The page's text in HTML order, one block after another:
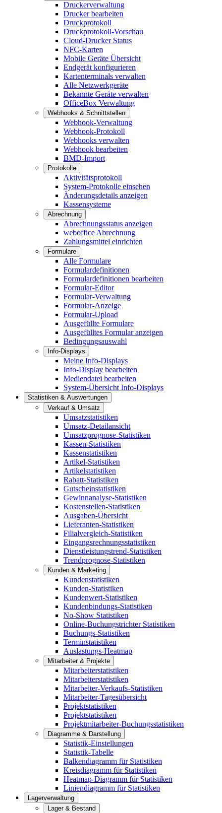
Druckerverwaltung
Drucker bearbeiten
Druckprotokoll
Druckprotokoll-Vorschau
Cloud-Drucker Status
NFC-Karten
Mobile Geräte Übersicht
Endgerät konfigurieren
Kartenterminals verwalten
Alle Netzwerkgeräte
Bekannte Geräte verwalten
OfficeBox Verwaltung
Webhooks & Schnittstellen
Webhook-Verwaltung
Webhook-Protokoll
Webhooks verwalten
Webhook bearbeiten
BMD-Import
Protokolle
Aktivitätsprotokoll
System-Protokolle einsehen
Änderungsdetails anzeigen
Kassensysteme
Abrechnung
Abrechnungsstatus anzeigen
weboffice Abrechnung
Zahlungsmittel einrichten
Formulare
Alle Formulare
Formulardefinitionen
Formulardefinitionen bearbeiten
Formular-Editor
Formular-Verwaltung
Formular-Anzeige
Formular-Upload
Ausgefüllte Formulare
Ausgefülltes Formular anzeigen
Bedingungsauswahl
Info-Displays
Meine Info-Displays
Info-Display bearbeiten
Mediendatei bearbeiten
System-Übersicht Info-Displays
Statistiken & Auswertungen
Verkauf & Umsatz
Umsatzstatistiken
Umsatz-Detailansicht
Umsatzprognose-Statistiken
Kassen-Statistiken
Kassenstatistiken
Artikel-Statistiken
Artikelstatistiken
Rabatt-Statistiken
Gutscheinstatistiken
Gewinnanalyse-Statistiken
Kostenstellen-Statistiken
Ausgaben-Übersicht
Lieferanten-Statistiken
Filialvergleich-Statistiken
Eingangsrechnungsstatistiken
Dienstleistungstrend-Statistiken
Trendprognose-Statistiken
Kunden & Marketing
Kundenstatistiken
Kunden-Statistiken
Kundenwert-Statistiken
Kundenbindungs-Statistiken
No-Show Statistiken
Online-Buchungstrichter Statistiken
Buchungs-Statistiken
Terminstatistiken
Auslastungs-Heatmap
Mitarbeiter & Projekte
Mitarbeiterstatistiken
Mitarbeiterstatistiken
Mitarbeiter-Verkaufs-Statistiken
Mitarbeiter-Tagesübersicht
Projektstatistiken
Projektstatistiken
Projektmitarbeiter-Buchungsstatistiken
Diagramme & Darstellung
Statistik-Einstellungen
Statistik-Tabelle
Balkendiagramm für Statistiken
Kreisdiagramm für Statistiken
Heatmap-Diagramm für Statistiken
Liniendiagramm für Statistiken
Lagerverwaltung
Lager & Bestand